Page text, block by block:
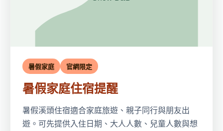
暑假家庭 官網限定
暑假家庭住宿提醒
暑假溪頭住宿適合家庭旅遊、親子同行與朋友出
遊。可先提供入住日期、大人人數、兒童人數與想